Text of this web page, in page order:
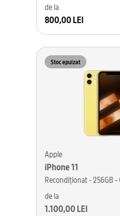
de la
800,00 LEI
Stoc epuizat
Apple
iPhone 11
Recondiționat - 256GB -
de la
1.100,00 LEI